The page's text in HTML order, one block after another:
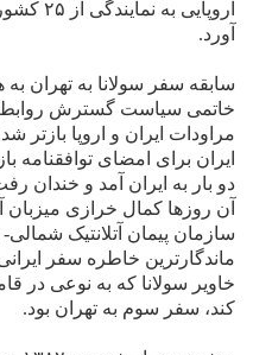
اروپايى
آورد.
سابقه سفر سولانا به تهران
خاتمى سياست گسترش روابط
مراودات ايران و اروپا بازتر
ايران براى امضاى توافقنامه
دو بار به ايران آمد و
آن روزها کمال خرازى ميزبان
سازمان پيمان آتلانتيک شمالى-
ماندگارترين خاطره سفر
خاوير سولانا که به نوعى در
کند، سفر سوم به تهران بود.